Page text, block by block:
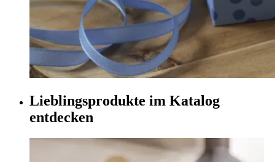
Lieblingsprodukte im Katalog
entdecken